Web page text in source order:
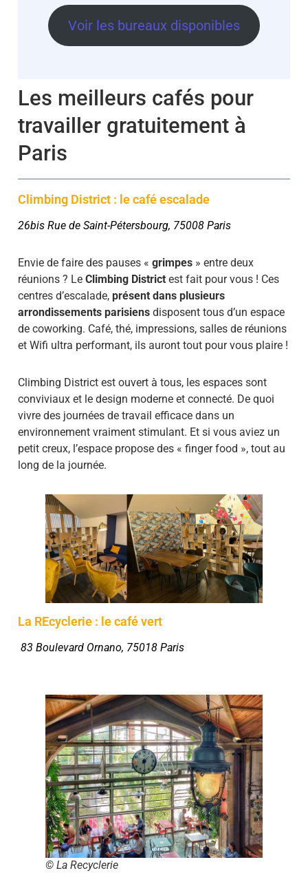
Voir les bureaux disponibles
Les meilleurs cafés pour
travailler gratuitement à
Paris
Climbing District : le café escalade
26bis Rue de Saint-Pétersbourg, 75008 Paris
Envie de faire des pauses « grimpes » entre deux
réunions ? Le Climbing District est fait pour vous ! Ces
centres d’escalade, présent dans plusieurs
arrondissements parisiens disposent tous d’un espace
de coworking. Café, thé, impressions, salles de réunions
et Wifi ultra performant, ils auront tout pour vous plaire !
Climbing District est ouvert à tous, les espaces sont
conviviaux et le design moderne et connecté. De quoi
vivre des journées de travail efficace dans un
environnement vraiment stimulant. Et si vous aviez un
petit creux, l’espace propose des « finger food », tout au
long de la journée.
La REcyclerie : le café vert
83 Boulevard Ornano, 75018 Paris
© La Recyclerie